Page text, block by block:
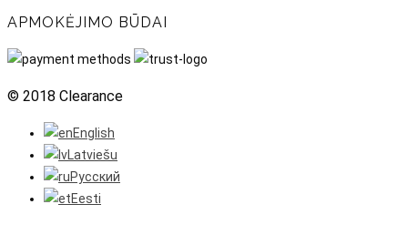
APMOKĖJIMO BŪDAI
© 2018 Clearance
English
Latviešu
Русский
Eesti